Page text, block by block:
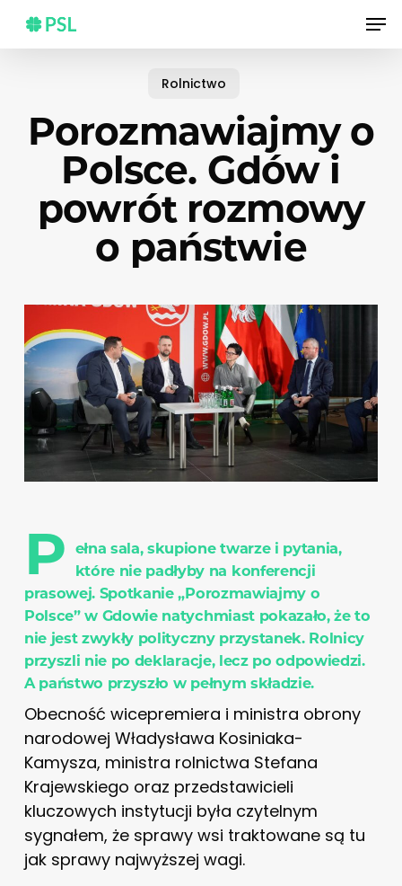
main
Rolnictwo
Porozmawiajmy o
Polsce. Gdów i
powrót rozmowy
o państwie
P ełna sala, skupione twarze i pytania,
które nie padłyby na konferencji
prasowej. Spotkanie „Porozmawiajmy o
Polsce” w Gdowie natychmiast pokazało, że to
nie jest zwykły polityczny przystanek. Rolnicy
przyszli nie po deklaracje, lecz po odpowiedzi.
A państwo przyszło w pełnym składzie.
Obecność wicepremiera i ministra obrony
narodowej Władysława Kosiniaka-
Kamysza, ministra rolnictwa Stefana
Krajewskiego oraz przedstawicieli
kluczowych instytucji była czytelnym
sygnałem, że sprawy wsi traktowane są tu
jak sprawy najwyższej wagi.